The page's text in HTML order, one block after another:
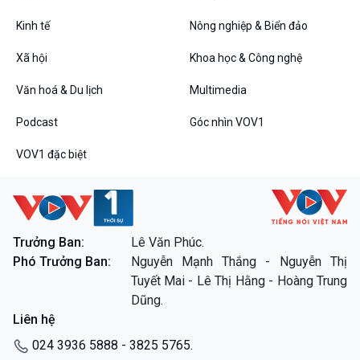
VOV1 đặc biệt
Chân dung cuộc sống
Các chương trình đặc biệt
Kinh tế Nông nghiệp & Biển đảo
Xã hội Khoa học & Công nghệ
Văn hoá & Du lịch Multimedia
Podcast Góc nhìn VOV1
VOV1 đặc biệt
Trưởng Ban:
Lê Văn Phúc.
Phó Trưởng Ban:
Nguyễn Mạnh Thắng - Nguyễn Thị
Tuyết Mai - Lê Thị Hằng - Hoàng Trung
Dũng.
Liên hệ
024 3936 5888 - 3825 5765.